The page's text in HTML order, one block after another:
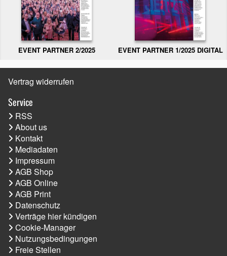
EVENT PARTNER 2/2025 EVENT PARTNER 1/2025 DIGITAL
Vertrag widerrufen
Service
RSS
About us
Kontakt
Mediadaten
Impressum
AGB Shop
AGB Online
AGB Print
Datenschutz
Verträge hier kündigen
Cookie-Manager
Nutzungsbedingungen
Freie Stellen